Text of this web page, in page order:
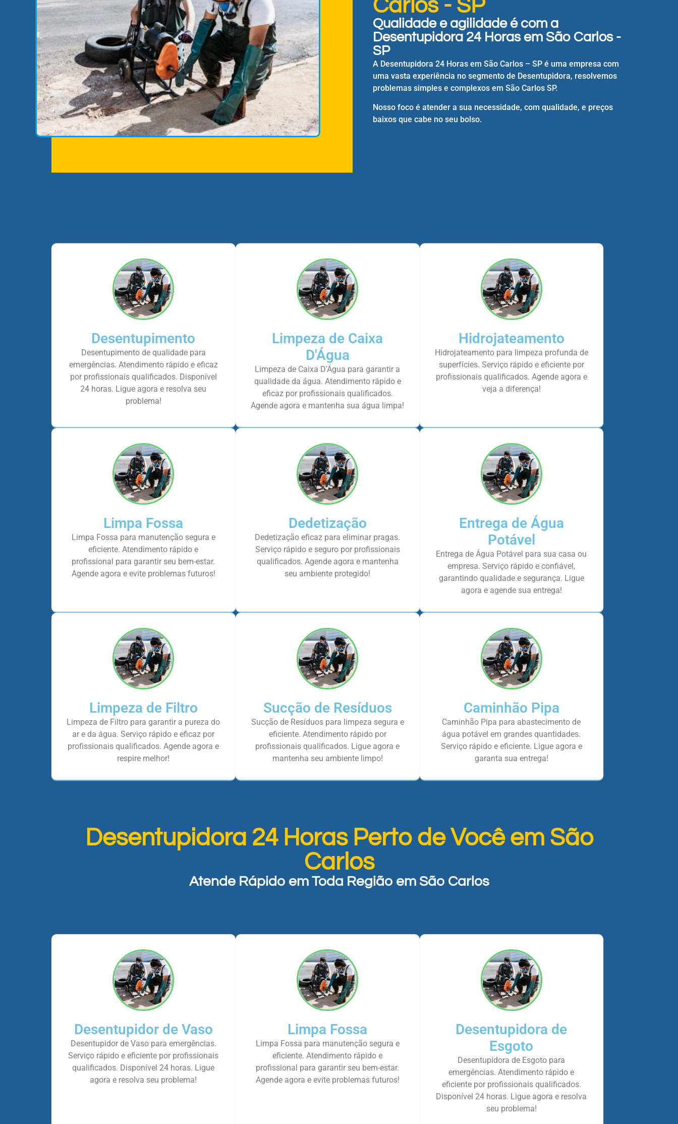
Carlos - SP
Qualidade e agilidade é com a
Desentupidora 24 Horas em São Carlos -
SP
A Desentupidora 24 Horas em São Carlos – SP é uma empresa com
uma vasta experiência no segmento de Desentupidora, resolvemos
problemas simples e complexos em São Carlos SP.
Nosso foco é atender a sua necessidade, com qualidade, e preços
baixos que cabe no seu bolso.
Desentupimento
Desentupimento de qualidade para
emergências. Atendimento rápido e eficaz
por profissionais qualificados. Disponível
24 horas. Ligue agora e resolva seu
problema!
Limpeza de Caixa
D'Água
Limpeza de Caixa D'Água para garantir a
qualidade da água. Atendimento rápido e
eficaz por profissionais qualificados.
Agende agora e mantenha sua água limpa!
Hidrojateamento
Hidrojateamento para limpeza profunda de
superfícies. Serviço rápido e eficiente por
profissionais qualificados. Agende agora e
veja a diferença!
Limpa Fossa
Limpa Fossa para manutenção segura e
eficiente. Atendimento rápido e
profissional para garantir seu bem-estar.
Agende agora e evite problemas futuros!
Dedetização
Dedetização eficaz para eliminar pragas.
Serviço rápido e seguro por profissionais
qualificados. Agende agora e mantenha
seu ambiente protegido!
Entrega de Água
Potável
Entrega de Água Potável para sua casa ou
empresa. Serviço rápido e confiável,
garantindo qualidade e segurança. Ligue
agora e agende sua entrega!
Limpeza de Filtro
Limpeza de Filtro para garantir a pureza do
ar e da água. Serviço rápido e eficaz por
profissionais qualificados. Agende agora e
respire melhor!
Sucção de Resíduos
Sucção de Resíduos para limpeza segura e
eficiente. Atendimento rápido por
profissionais qualificados. Ligue agora e
mantenha seu ambiente limpo!
Caminhão Pipa
Caminhão Pipa para abastecimento de
água potável em grandes quantidades.
Serviço rápido e eficiente. Ligue agora e
garanta sua entrega!
Desentupidora 24 Horas Perto de Você em São
Carlos
Atende Rápido em Toda Região em São Carlos
Desentupidor de Vaso
Desentupidor de Vaso para emergências.
Serviço rápido e eficiente por profissionais
qualificados. Disponível 24 horas. Ligue
agora e resolva seu problema!
Limpa Fossa
Limpa Fossa para manutenção segura e
eficiente. Atendimento rápido e
profissional para garantir seu bem-estar.
Agende agora e evite problemas futuros!
Desentupidora de
Esgoto
Desentupidora de Esgoto para
emergências. Atendimento rápido e
eficiente por profissionais qualificados.
Disponível 24 horas. Ligue agora e resolva
seu problema!